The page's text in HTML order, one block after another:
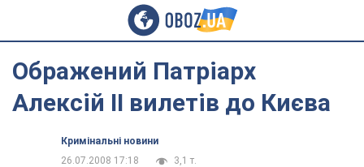
Ображений Патріарх
Алексій II вилетів до Києва
Кримінальні новини
26.07.2008 17:18
3,1 т.